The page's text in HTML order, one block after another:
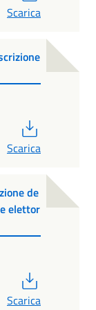
Scarica
Scarica
de
elettor
Scarica